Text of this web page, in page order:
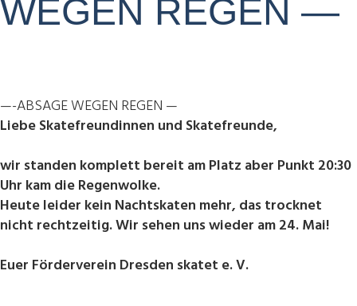
WEGEN REGEN —
—-ABSAGE WEGEN REGEN —
Liebe Skatefreundinnen und Skatefreunde,
wir standen komplett bereit am Platz aber Punkt 20:30
Uhr kam die Regenwolke.
Heute leider kein Nachtskaten mehr, das trocknet
nicht rechtzeitig. Wir sehen uns wieder am 24. Mai!
Euer Förderverein Dresden skatet e. V.